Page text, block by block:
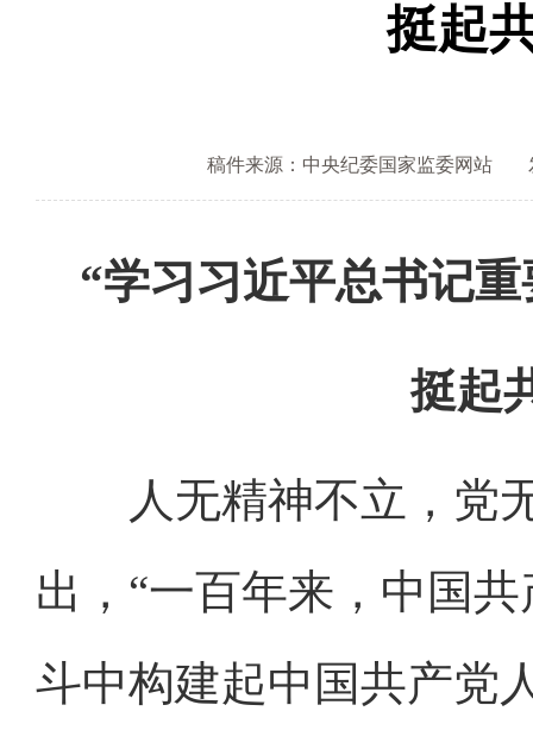
挺起
稿件来源：中央纪委国家监委网站
“学习习近平总书记
挺起
人无精神不立，党无
出，“一百年来，中国
斗中构建起中国共产党